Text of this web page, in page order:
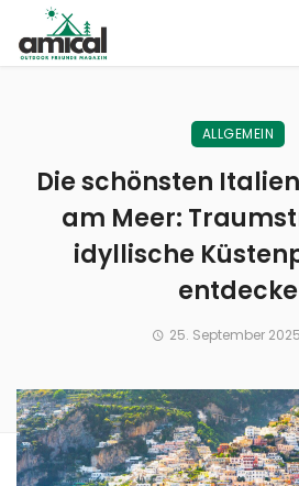
ALLGEMEIN
Die schönsten
am Meer:
idyllische
25. September 2025